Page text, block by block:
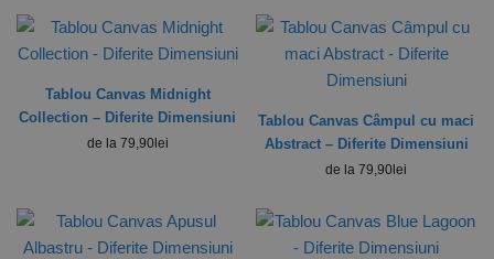
Tablou Canvas Midnight
Collection – Diferite Dimensiuni
de la 79,90lei
Tablou Canvas Câmpul cu maci
Abstract – Diferite Dimensiuni
de la79,90lei